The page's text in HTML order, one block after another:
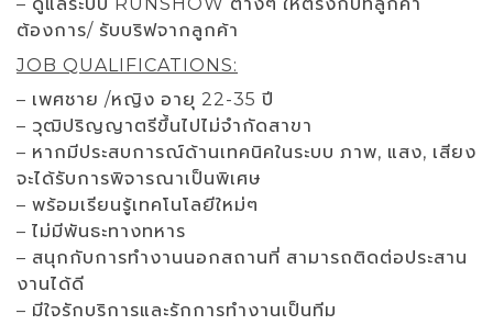
ต้องการ/ รับบริฟจากลูกค้า
JOB QUALIFICATIONS:
– เพศชาย /หญิง อายุ 22-35 ปี
– วุฒิปริญญาตรีขึ้นไปไม่จํากัดสาขา
– หากมีประสบการณ์ด้านเทคนิคในระบบ ภาพ, แสง, เสียง
จะได้รับการพิจารณาเป็นพิเศษ
– พร้อมเรียนรู้เทคโนโลยีใหม่ๆ
– ไม่มีพันธะทางทหาร
– สนุกกับการทํางานนอกสถานที่ สามารถติดต่อประสาน
งานได้ดี
– มีใจรักบริการและรักการทํางานเป็นทีม